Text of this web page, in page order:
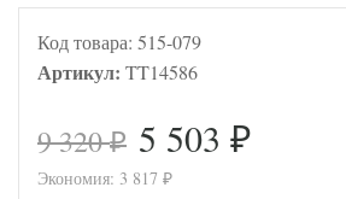
Код товара: 515-079
Артикул: TT14586
9 320₽ 5 503 ₽
Экономия: 3 817 ₽